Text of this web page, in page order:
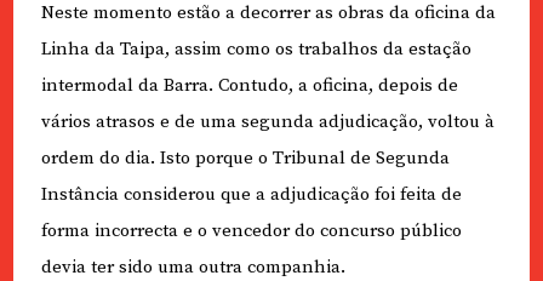
Neste momento estão a decorrer as obras da oficina da
Linha da Taipa, assim como os trabalhos da estação
intermodal da Barra. Contudo, a oficina, depois de
vários atrasos e de uma segunda adjudicação, voltou à
ordem do dia. Isto porque o Tribunal de Segunda
Instância considerou que a adjudicação foi feita de
forma incorrecta e o vencedor do concurso público
devia ter sido uma outra companhia.